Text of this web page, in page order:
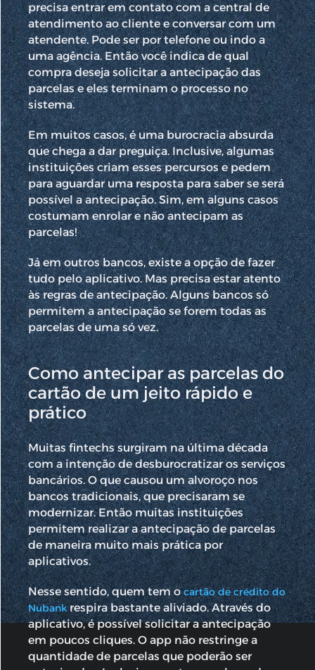
precisa entrar em contato com a central de
atendimento ao cliente e conversar com um
atendente. Pode ser por telefone ou indo a
uma agência. Então você indica de qual
compra deseja solicitar a antecipação das
parcelas e eles terminam o processo no
sistema.
Em muitos casos, é uma burocracia absurda
que chega a dar preguiça. Inclusive, algumas
instituições criam esses percursos e pedem
para aguardar uma resposta para saber se será
possível a antecipação. Sim, em alguns casos
costumam enrolar e não antecipam as
parcelas!
Já em outros bancos, existe a opção de fazer
tudo pelo aplicativo. Mas precisa estar atento
às regras de antecipação. Alguns bancos só
permitem a antecipação se forem todas as
parcelas de uma só vez.
Como antecipar as parcelas do
cartão de um jeito rápido e
prático
Muitas fintechs surgiram na última década
com a intenção de desburocratizar os serviços
bancários. O que causou um alvoroço nos
bancos tradicionais, que precisaram se
modernizar. Então muitas instituições
permitem realizar a antecipação de parcelas
de maneira muito mais prática por
aplicativos.
Nesse sentido, quem tem ocartão de crédito do
Nubankrespira bastante aliviado. Através do
aplicativo, é possível solicitar a antecipação
em poucos cliques. O app não restringe a
quantidade de parcelas que poderão ser